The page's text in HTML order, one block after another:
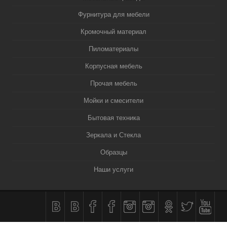
Фурнитура для мебели
Кромочный материал
Пиломатериалы
Корпусная мебель
Прочая мебель
Мойки и смесители
Бытовая техника
Зеркала и Стекла
Образцы
Наши услуги